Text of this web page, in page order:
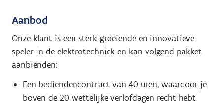
Aanbod
Onze klant is een sterk groeiende en innovatieve
speler in de elektrotechniek en kan volgend pakket
aanbienden:
Een bediendencontract van 40 uren, waardoor je
boven de 20 wettelijke verlofdagen recht hebt